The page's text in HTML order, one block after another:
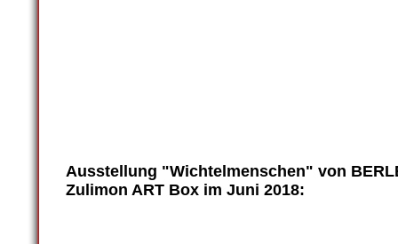
Ausstellung "Wichtelmenschen" von
Zulimon ART Box im Juni 2018: